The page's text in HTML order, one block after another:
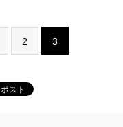
2 3